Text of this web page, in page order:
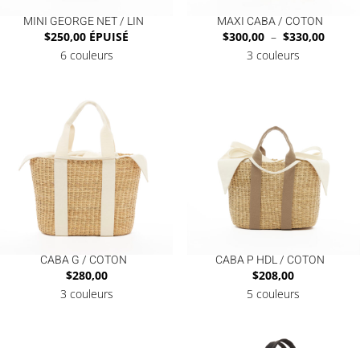
MINI GEORGE NET / LIN
$250,00 ÉPUISÉ
6 couleurs
MAXI CABA / COTON
$300,00 – $330,00Plage
3 couleurs
CABA G / COTON
$280,00
3 couleurs
CABA P HDL / COTON
$208,00
5 couleurs